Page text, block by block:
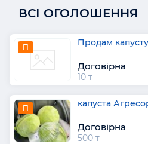
ВСІ ОГОЛОШЕННЯ
П Продам
Договірна
10 т
П капуста
Договірна
500 т